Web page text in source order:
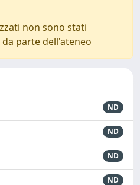
non sono stati
parte dell'ateneo
ND
ND
ND
ND